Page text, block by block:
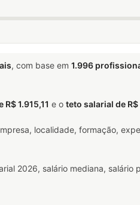
, com base em 1.996
1.915,11 e o teto salarial de R$
localidade, formação,
2026, salário mediana, salário